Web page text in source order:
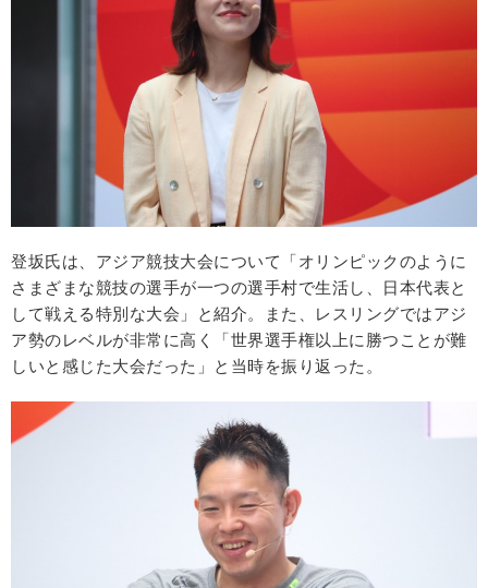
登坂氏は、アジア競技大会について「オリンピックのように
さまざまな競技の選手が一つの選手村で生活し、日本代表と
して戦える特別な大会」と紹介。また、レスリングではアジ
ア勢のレベルが非常に高く「世界選手権以上に勝つことが難
しいと感じた大会だった」と当時を振り返った。